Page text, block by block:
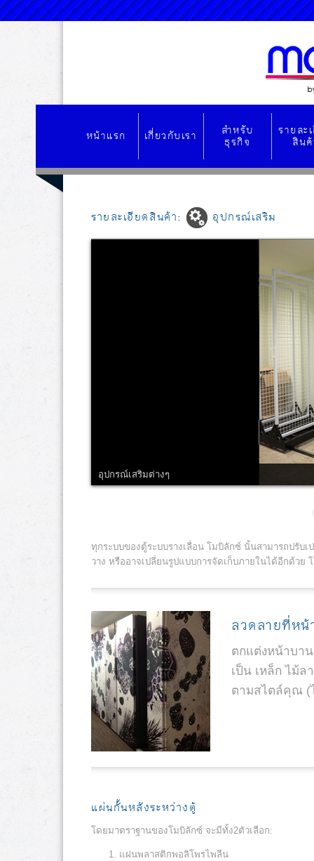
หน้าแรก เกี่ยวกับเรา สำหรับ
ธุรกิจ
รายละ
สิน
รายละเอียดสินค้า: อุปกรณ์เสริม
อุปกรณ์เสริมต่างๆ
ทุกระบบของตู้ระบบรางเลื่อน โมบิลักซ์ นั้นสามารถปรับ
วาง หรืออาจเปลี่ยนรูปแบบการจัดเก็บภายในได้อีกด้ว
ลวดลายที่ห
ตกแต่งหน้าบา
เป็น เหล็ก ไม้ล
ตามสไตล์คุณ (
แผ่นกั้นหลังระหว่างตู้
โดยมาตราฐานของโมบิลักซ์ จะมีทั้ง2ตัวเลือก:
แผ่นพลาสติกพอลิโพรไพลีน